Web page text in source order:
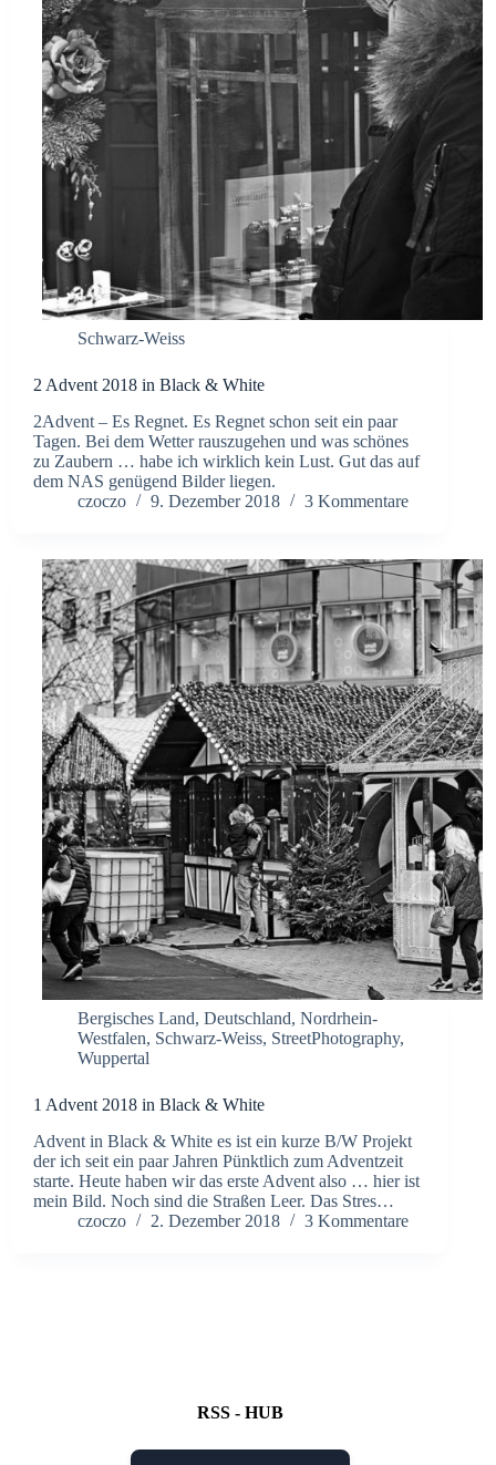
Schwarz-Weiss
2 Advent 2018 in Black & White
2Advent – Es Regnet. Es Regnet schon seit ein paar
Tagen. Bei dem Wetter rauszugehen und was schönes
zu Zaubern … habe ich wirklich kein Lust. Gut das auf
dem NAS genügend Bilder liegen.
czoczo
9. Dezember 2018 3 Kommentare
Bergisches Land, Deutschland, Nordrhein-
Westfalen, Schwarz-Weiss, StreetPhotography,
Wuppertal
1 Advent 2018 in Black & White
Advent in Black & White es ist ein kurze B/W Projekt
der ich seit ein paar Jahren Pünktlich zum Adventzeit
starte. Heute haben wir das erste Advent also … hier ist
mein Bild. Noch sind die Straßen Leer. Das Stres…
czoczo
2. Dezember 2018 3 Kommentare
RSS - HUB